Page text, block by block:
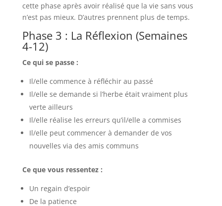
cette phase après avoir réalisé que la vie sans vous
n’est pas mieux. D’autres prennent plus de temps.
Phase 3 : La Réflexion (Semaines
4-12)
Ce qui se passe :
Il/elle commence à réfléchir au passé
Il/elle se demande si l’herbe était vraiment plus
verte ailleurs
Il/elle réalise les erreurs qu’il/elle a commises
Il/elle peut commencer à demander de vos
nouvelles via des amis communs
Ce que vous ressentez :
Un regain d’espoir
De la patience